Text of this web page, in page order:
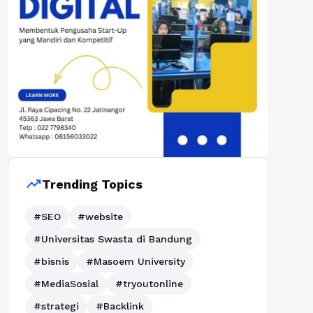
trending_upTrending Topics
#SEO
#website
#Universitas Swasta di Bandung
#bisnis
#Masoem University
#MediaSosial
#tryoutonline
#strategi
#Backlink